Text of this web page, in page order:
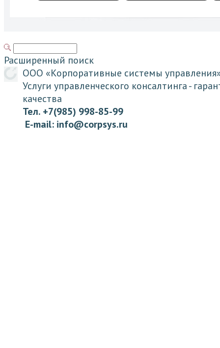
Расширенный поиск
ООО «Корпоративные системы управления
Услуги управленческого консалтинга-
качества
Тел. +7(985) 998-85-99
E-mail: info@corpsys.ru